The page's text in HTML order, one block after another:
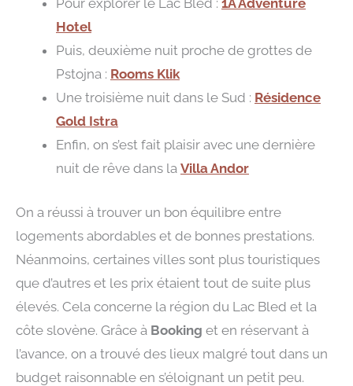
Pour explorer le Lac Bled : 1A Adventure
Hotel
Puis, deuxième nuit proche de grottes de
Pstojna : Rooms Klik
Une troisième nuit dans le Sud : Résidence
Gold Istra
Enfin, on s’est fait plaisir avec une dernière
nuit de rêve dans la Villa Andor
On a réussi à trouver un bon équilibre entre
logements abordables et de bonnes prestations.
Néanmoins, certaines villes sont plus touristiques
que d’autres et les prix étaient tout de suite plus
élevés. Cela concerne la région du Lac Bled et la
côte slovène. Grâce à Booking et en réservant à
l’avance, on a trouvé des lieux malgré tout dans un
budget raisonnable en s’éloignant un petit peu.